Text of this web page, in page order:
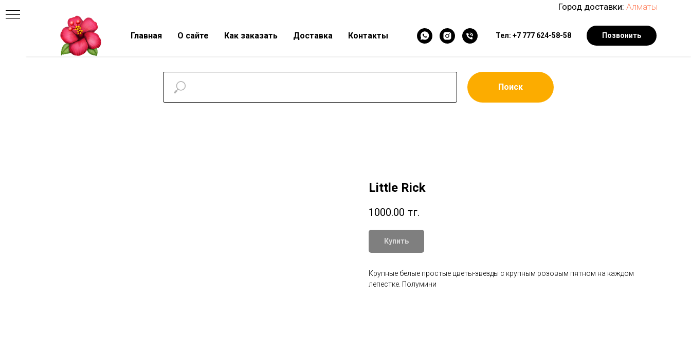
Город доставки: Алматы
Главная О сайте Как заказать Доставка Контакты Тел: +7 777 624-58-58 Позвонить
Поиск
Little Rick
1000.00 тг.
Купить
Крупные белые простые цветы-звезды с крупным розовым пятном на каждом
лепестке. Полумини